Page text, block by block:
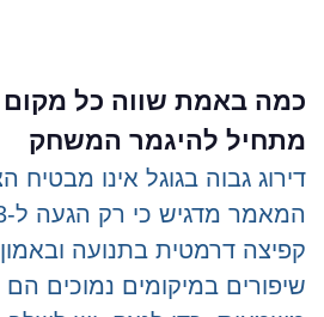
כמה באמת שווה כל מקום
מתחיל להיגמר המשחק
דירוג גבוה בגוגל אינו מבטיח
קפיצה דרמטית בתנועה ובאמון
שיפורים במיקומים נמוכים הם